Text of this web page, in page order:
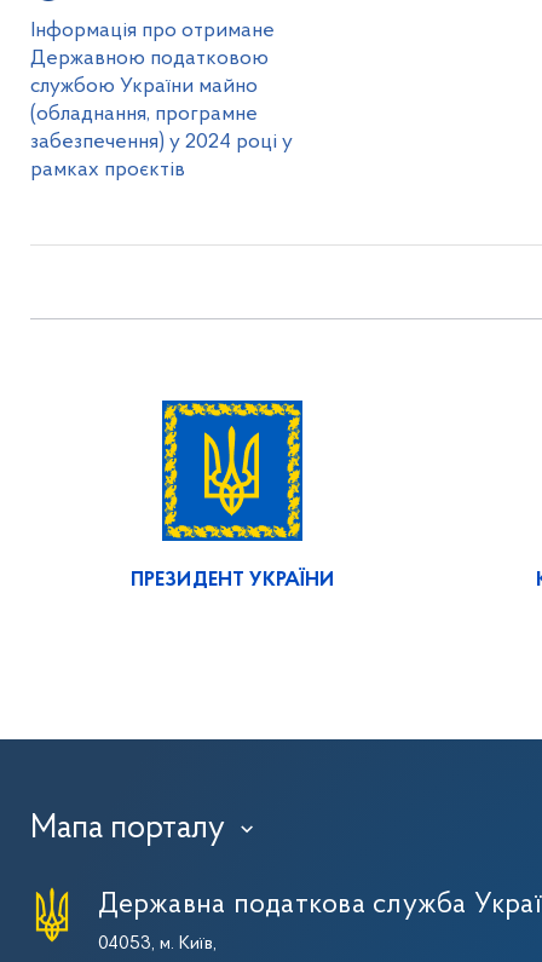
Інформація про отримане
Державною податковою
службою України майно
(обладнання, програмне
забезпечення) у 2024 році у
рамках проєктів
ПРЕЗИДЕНТ УКРАЇНИ
Мапа порталу ›
Державна податкова служба
04053, м. Київ,